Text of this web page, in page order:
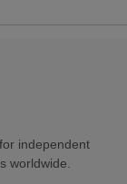
independent
worldwide.